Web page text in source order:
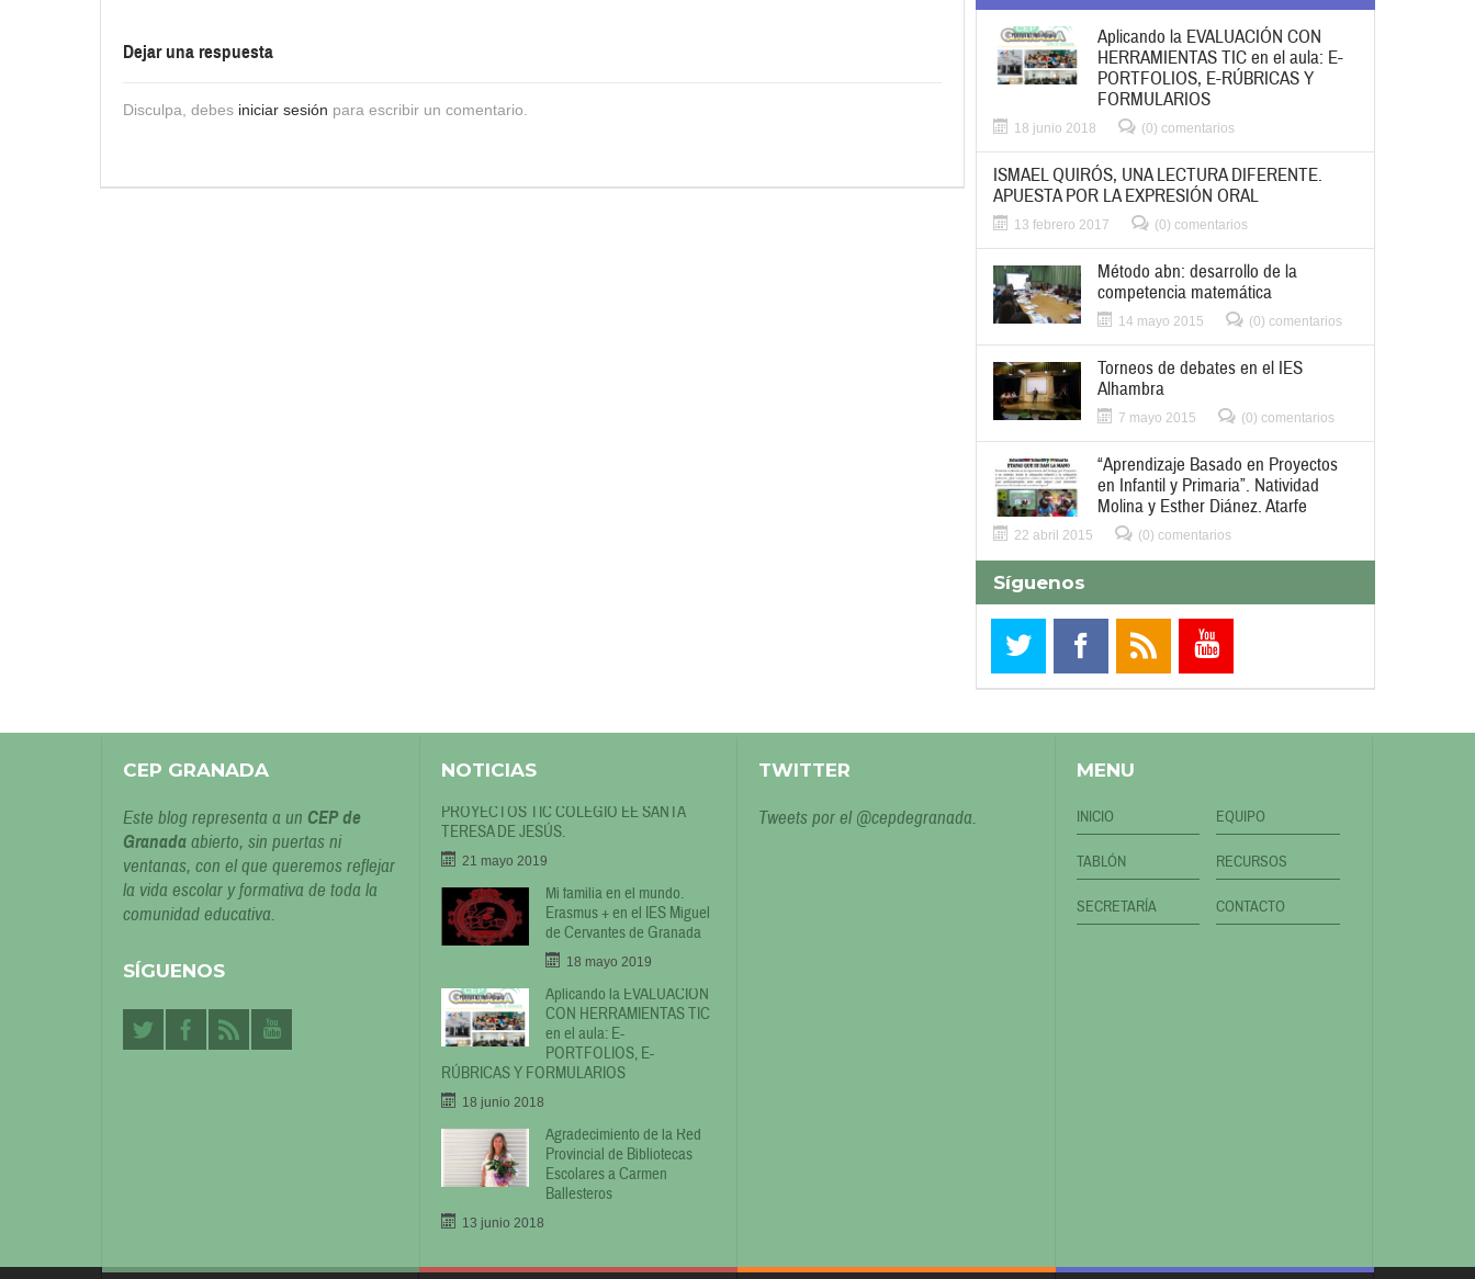
Dejar una respuesta
Disculpa, debes iniciar sesión para escribir un comentario.
Aplicando la EVALUACIÓN CON
HERRAMIENTAS TIC en el aula: E-
PORTFOLIOS, E-RÚBRICAS Y
FORMULARIOS
18 junio 2018 (0) comentarios
ISMAEL QUIRÓS, UNA LECTURA DIFERENTE.
APUESTA POR LA EXPRESIÓN ORAL
13 febrero 2017 (0) comentarios
Método abn: desarrollo de la
competencia matemática
14 mayo 2015 (0) comentarios
Torneos de debates en el IES
Alhambra
7 mayo 2015 (0) comentarios
“Aprendizaje Basado en Proyectos
en Infantil y Primaria”. Natividad
Molina y Esther Diánez. Atarfe
22 abril 2015 (0) comentarios
Síguenos
CEP GRANADA
Este blog representa a un CEP de
Granadaabierto, sin puertas ni
ventanas, con el que queremos reflejar
la vida escolar y formativa de toda la
comunidad educativa.
SÍGUENOS
NOTICIAS
PROYECTOS TIC COLEGIO EE SANTA
TERESA DE JESÚS.
21 mayo 2019
Mi familia en el mundo.
Erasmus + en el IES Miguel
de Cervantes de Granada
18 mayo 2019
Aplicando la EVALUACIÓN
CON HERRAMIENTAS TIC
en el aula: E-
PORTFOLIOS, E-
RÚBRICAS Y FORMULARIOS
18 junio 2018
Agradecimiento de la Red
Provincial de Bibliotecas
Escolares a Carmen
Ballesteros
13 junio 2018
TWITTER
Tweets por el @cepdegranada.
MENU
INICIO EQUIPO
TABLÓN RECURSOS
SECRETARÍA CONTACTO